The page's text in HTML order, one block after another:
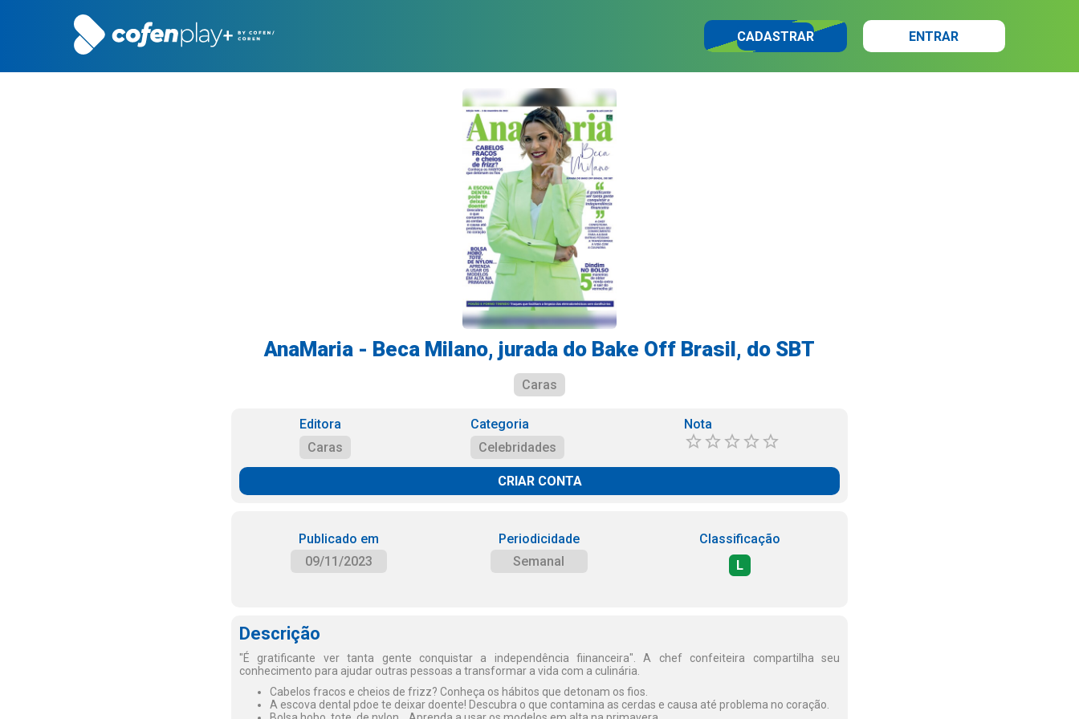
CADASTRAR ENTRAR
AnaMaria - Beca Milano, jurada do Bake Off Brasil, do SBT
Caras
Editora
Caras
Categoria
Celebridades
Nota
CRIAR CONTA
Publicado em
09/11/2023
Periodicidade
Semanal
Classificação
L
Descrição
"É gratificante ver tanta gente conquistar a independência fiinanceira". A chef confeiteira compartilha seu
conhecimento para ajudar outras pessoas a transformar a vida com a culinária.
Cabelos fracos e cheios de frizz? Conheça os hábitos que detonam os fios.
A escova dental pdoe te deixar doente! Descubra o que contamina as cerdas e causa até problema no coração.